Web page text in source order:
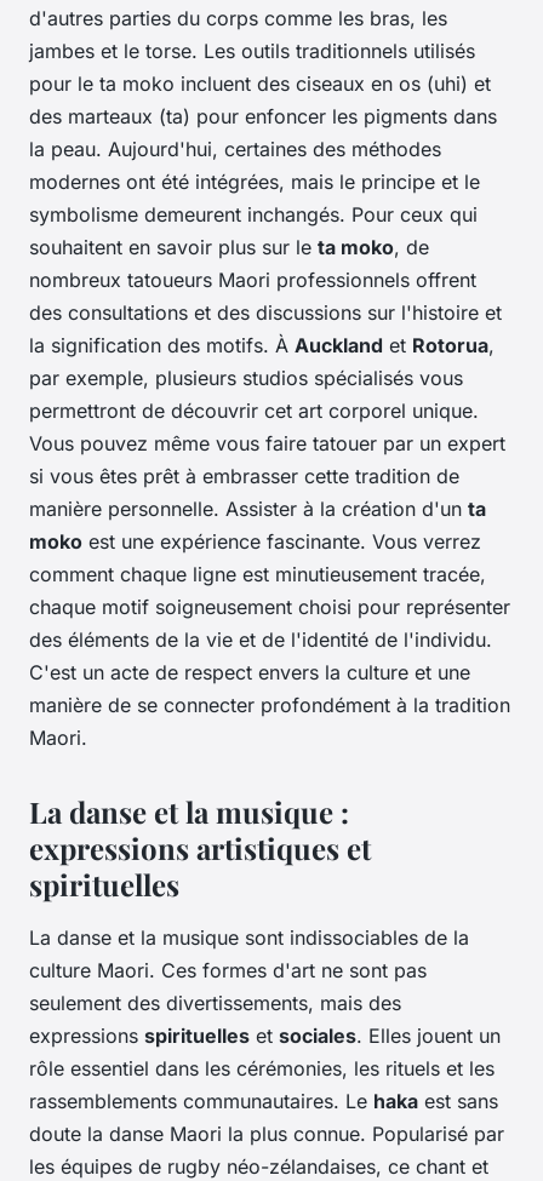
d'autres parties du corps comme les bras, les
jambes et le torse. Les outils traditionnels utilisés
pour le ta moko incluent des ciseaux en os (uhi) et
des marteaux (ta) pour enfoncer les pigments dans
la peau. Aujourd'hui, certaines des méthodes
modernes ont été intégrées, mais le principe et le
symbolisme demeurent inchangés. Pour ceux qui
souhaitent en savoir plus sur le ta moko, de
nombreux tatoueurs Maori professionnels offrent
des consultations et des discussions sur l'histoire et
la signification des motifs. À Auckland et Rotorua,
par exemple, plusieurs studios spécialisés vous
permettront de découvrir cet art corporel unique.
Vous pouvez même vous faire tatouer par un expert
si vous êtes prêt à embrasser cette tradition de
manière personnelle. Assister à la création d'un ta
moko est une expérience fascinante. Vous verrez
comment chaque ligne est minutieusement tracée,
chaque motif soigneusement choisi pour représenter
des éléments de la vie et de l'identité de l'individu.
C'est un acte de respect envers la culture et une
manière de se connecter profondément à la tradition
Maori.
La danse et la musique :
expressions artistiques et
spirituelles
La danse et la musique sont indissociables de la
culture Maori. Ces formes d'art ne sont pas
seulement des divertissements, mais des
expressions spirituelles et sociales. Elles jouent un
rôle essentiel dans les cérémonies, les rituels et les
rassemblements communautaires. Le haka est sans
doute la danse Maori la plus connue. Popularisé par
les équipes de rugby néo-zélandaises, ce chant et